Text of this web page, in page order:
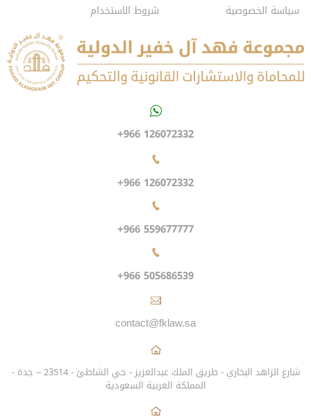
سياسة الخصوصية
شروط الاستخدام
+966 126072332
+966 126072332
+966 559677777
+966 505686539
contact@fklaw.sa
شارع الزاهد البخاري - طريق الملك عبدالعزيز - حي الشاطئ - 23514 – جدة -
المملكة العربية السعودية